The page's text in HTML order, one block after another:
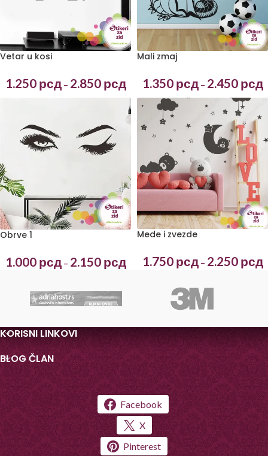
Vetar u kosi
1.250 рсд – 2.850 рсд
Mali zmaj
1.350 рсд – 2.450 рсд
Obrve 1
1.000 рсд – 2.150 рсд
Mede i zvezde
1.750 рсд – 2.250 рсд
KORISNI LINKOVI
BLOG ČLAN
Facebook
X
Pinterest